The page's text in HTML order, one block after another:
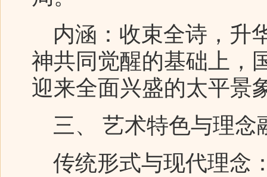
内涵：收束全诗，升
神共同觉醒的基础上，
迎来全面兴盛的太平景
三、 艺术特色与理念
传统形式与现代理念